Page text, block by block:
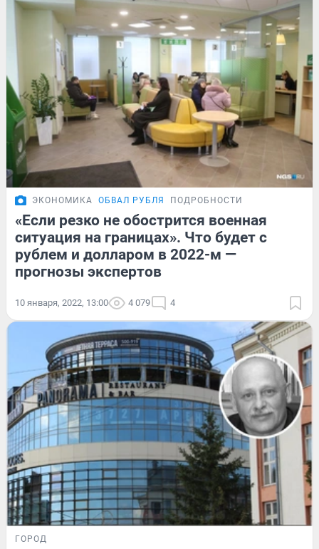
ЭКОНОМИКА ОБВАЛ РУБЛЯ ПОДРОБНОСТИ
«Если резко не обострится военная
ситуация на границах». Что будет с
рублем и долларом в 2022-м —
прогнозы экспертов
10 января, 2022, 13:00 4 079 4
ГОРОД